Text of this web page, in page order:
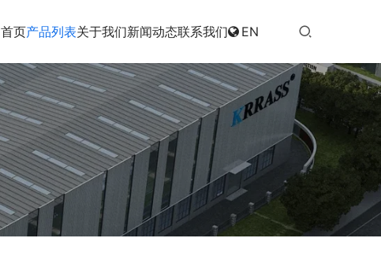
首页产品列表关于我们新闻动态联系我们 EN